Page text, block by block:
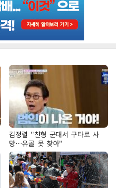
김정렬 "친형 군대서 구타로 사
망…유골 못 찾아"